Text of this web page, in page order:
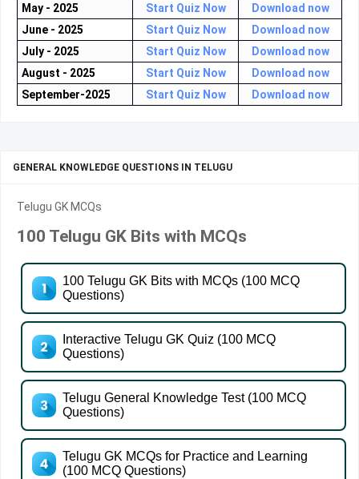
May - 2025
Start Quiz Now
Download now
June - 2025
Start Quiz Now
Download now
July - 2025
Start Quiz Now
Download now
August - 2025
Start Quiz Now
Download now
September-2025
Start Quiz Now Download now
GENERAL KNOWLEDGE QUESTIONS IN TELUGU
Telugu GK MCQs
100 Telugu GK Bits with MCQs
100 Telugu GK Bits with MCQs (100 MCQ
Questions)
Interactive Telugu GK Quiz (100 MCQ
Questions)
Telugu General Knowledge Test (100 MCQ
Questions)
Telugu GK MCQs for Practice and Learning
(100 MCQ Questions)